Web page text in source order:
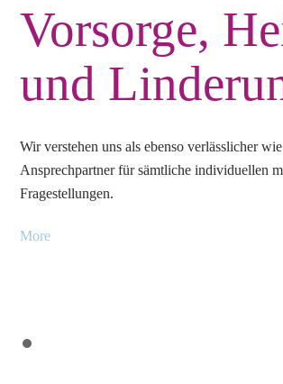
Vorsorge,
und
Wir verstehen uns als ebenso verlässlicher
Ansprechpartner für sämtliche individuellen
Fragestellungen.
More